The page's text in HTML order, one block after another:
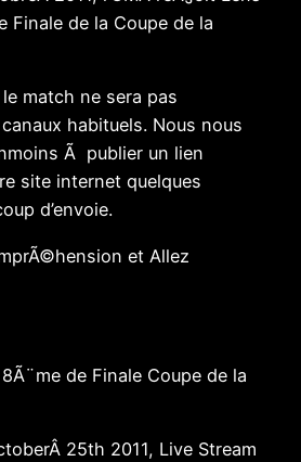
Finale de la Coupe de la
match ne sera pas
habituels. Nous nous
Ã publier un lien
site internet quelques
d’envoie.
et Allez
de Finale Coupe de la
25th 2011, Live Stream